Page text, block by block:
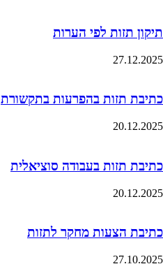
תיקון תזות לפי הערות
27.12.2025
כתיבת תזות בהפרעות בתקשורת
20.12.2025
כתיבת תזות בעבודה סוציאלית
20.12.2025
כתיבת הצעות מחקר לתזות
27.10.2025